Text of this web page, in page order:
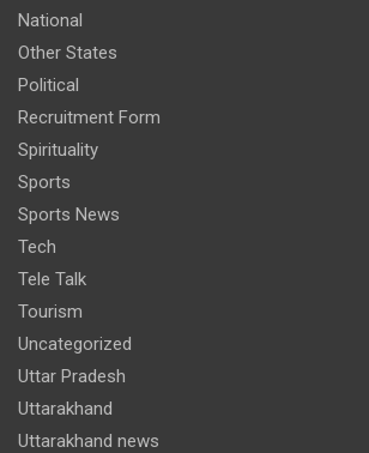
National
Other States
Political
Recruitment Form
Spirituality
Sports
Sports News
Tech
Tele Talk
Tourism
Uncategorized
Uttar Pradesh
Uttarakhand
Uttarakhand news